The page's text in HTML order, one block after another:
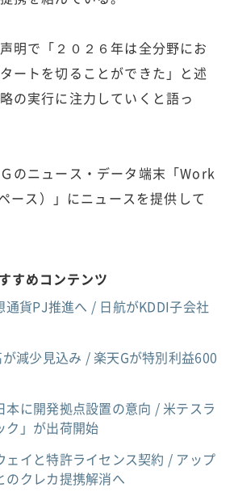
明で「２０２６年は全分野にお
ートを切ることができた」と述
の実行に注力していくと語っ
のニュース・データ端末「Work
ース）」にニュースを提供して
すめコンテンツ
通貨PJ推進へ / 日航がKDDI子会社
減少見込み / 楽天Gが特別利益600
本に開発拠点設置の意向 / 米テスラ
ク」が出荷開始
ェイと特許ライセンス契約 / アップ
のクレカ提携解消へ